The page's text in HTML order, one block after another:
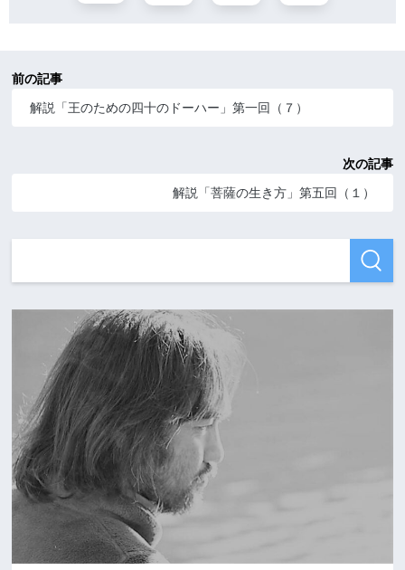
前の記事
解説「王のための四十のドーハー」第一回（７）
次の記事
解説「菩薩の生き方」第五回（１）